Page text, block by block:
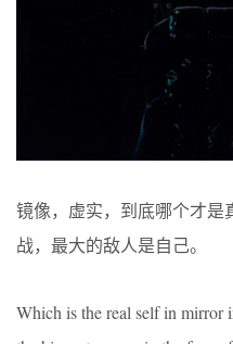
镜像，虚实，到底哪个才是
战，最大的敌人是自己。
Which is the real self in mirror